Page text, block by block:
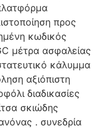
προς
κωδικός
μέτρα ασφαλείας
κάλυμμα
αξιόπιστη
διαδικασίες
σκιώδης
. συνεδρία